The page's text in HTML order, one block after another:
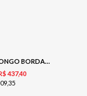
VESTIDO LONGO BORDADO CASHMERE - BLUE
437,40
35